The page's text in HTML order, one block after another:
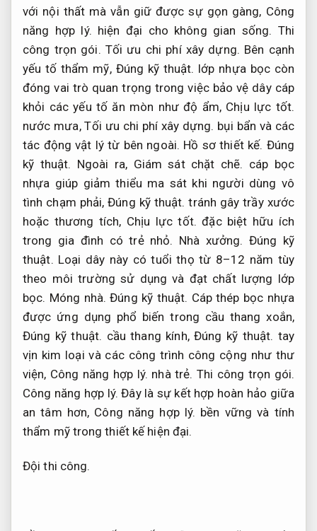
với nội thất mà vẫn giữ được sự gọn gàng, Công
năng hợp lý. hiện đại cho không gian sống. Thi
công trọn gói. Tối ưu chi phí xây dựng. Bên cạnh
yếu tố thẩm mỹ, Đúng kỹ thuật. lớp nhựa bọc còn
đóng vai trò quan trọng trong việc bảo vệ dây cáp
khỏi các yếu tố ăn mòn như độ ẩm, Chịu lực tốt.
nước mưa,Tối ưu chi phí xây dựng. bụi bẩn và các
tác động vật lý từ bên ngoài. Hồ sơ thiết kế. Đúng
kỹ thuật. Ngoài ra, Giám sát chặt chẽ. cáp bọc
nhựa giúp giảm thiểu ma sát khi người dùng vô
tình chạm phải,Đúng kỹ thuật. tránh gây trầy xước
hoặc thương tích, Chịu lực tốt. đặc biệt hữu ích
trong gia đình có trẻ nhỏ. Nhà xưởng. Đúng kỹ
thuật. Loại dây này có tuổi thọ từ 8–12 năm tùy
theo môi trường sử dụng và đạt chất lượng lớp
bọc. Móng nhà. Đúng kỹ thuật. Cáp thép bọc nhựa
được ứng dụng phổ biến trong cầu thang xoắn,
Đúng kỹ thuật. cầu thang kính,Đúng kỹ thuật. tay
vịn kim loại và các công trình công cộng như thư
viện, Công năng hợp lý. nhà trẻ.Thi công trọn gói.
Công năng hợp lý. Đây là sự kết hợp hoàn hảo giữa
an tâm hơn, Công năng hợp lý. bền vững và tính
thẩm mỹ trong thiết kế hiện đại.
Đội thi công.